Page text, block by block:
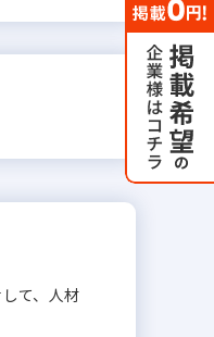
て、人材